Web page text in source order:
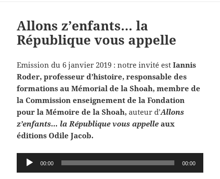
Allons z’enfants… la
République vous appelle
Emission du 6 janvier 2019 : notre invité estIannis
Roder, professeur d’histoire, responsable des
formations au Mémorial de la Shoah, membre de
la Commission enseignement de la Fondation
pour la Mémoire de la Shoah,auteur d’Allons
z’enfants… la République vous appelle aux
éditions Odile Jacob.
Lecteur
audio
00:00 00:00